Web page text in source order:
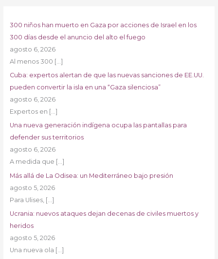
300 niños han muerto en Gaza por acciones de Israel en los
300 días desde el anuncio del alto el fuego
agosto 6, 2026
Al menos 300 […]
Cuba: expertos alertan de que las nuevas sanciones de EE.UU.
pueden convertir la isla en una “Gaza silenciosa”
agosto 6, 2026
Expertos en […]
Una nueva generación indígena ocupa las pantallas para
defender sus territorios
agosto 6, 2026
A medida que […]
Más allá de La Odisea: un Mediterráneo bajo presión
agosto 5, 2026
Para Ulises, […]
Ucrania: nuevos ataques dejan decenas de civiles muertos y
heridos
agosto 5, 2026
Una nueva ola […]